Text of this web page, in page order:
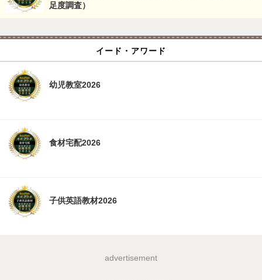
足度調査）
イード・アワード
幼児教室2026
食材宅配2026
子供英語教材2026
advertisement